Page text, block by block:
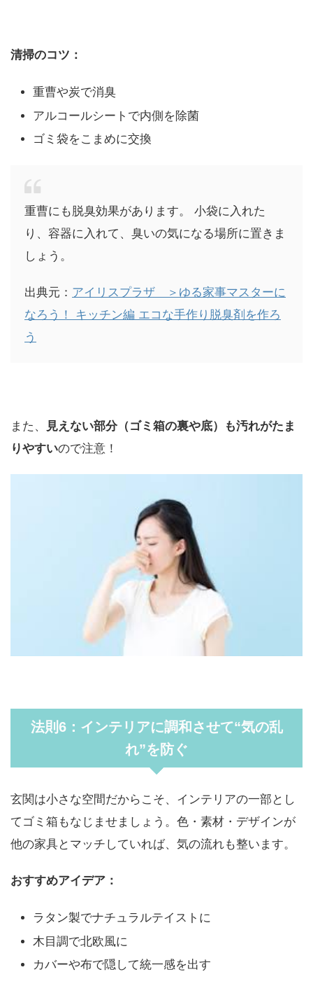
清掃のコツ：
重曹や炭で消臭
アルコールシートで内側を除菌
ゴミ袋をこまめに交換
重曹にも脱臭効果があります。 小袋に入れた
り、容器に入れて、臭いの気になる場所に置きま
しょう。
出典元： アイリスプラザ ＞ゆる家事マスターに
なろう！ キッチン編 エコな手作り脱臭剤を作ろ
う
また、
見えない部分（ゴミ箱の裏や底）も汚れがたま
りやすいので注意！
法則6：インテリアに調和させて“気の乱
れ”を防ぐ
玄関は小さな空間だからこそ、インテリアの一部とし
てゴミ箱もなじませましょう。色・素材・デザインが
他の家具とマッチしていれば、気の流れも整います。
おすすめアイデア：
ラタン製でナチュラルテイストに
木目調で北欧風に
カバーや布で隠して統一感を出す